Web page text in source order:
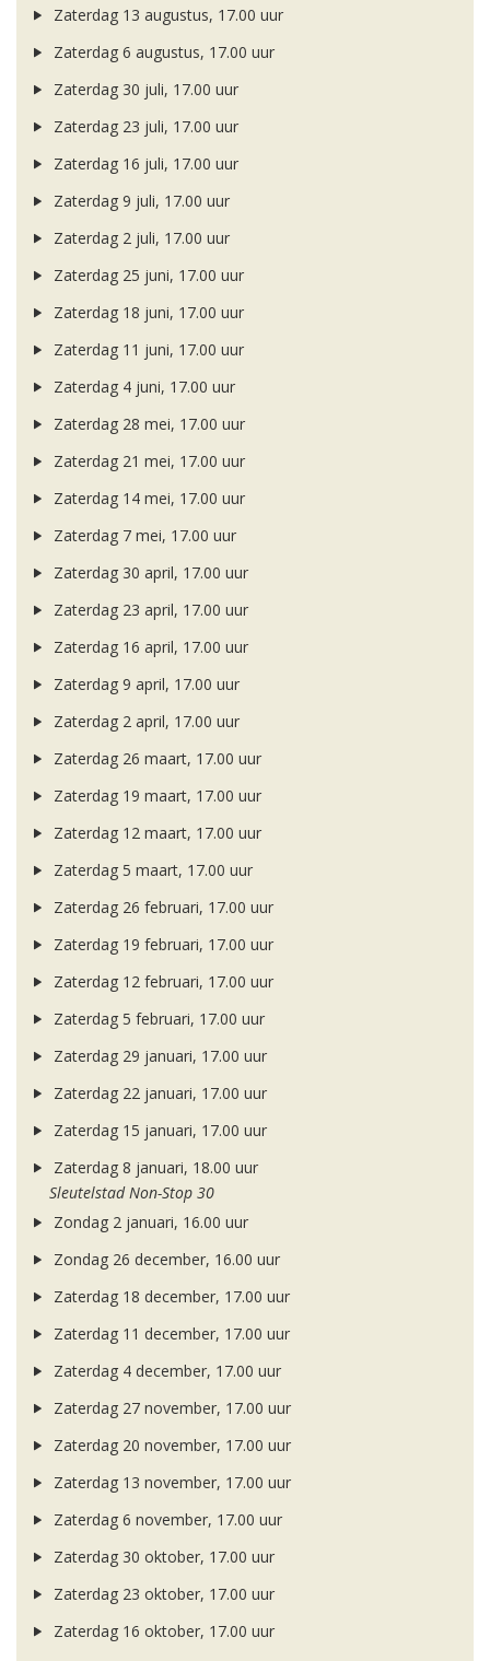
Zaterdag 13 augustus, 17.00 uur
Zaterdag 6 augustus, 17.00 uur
Zaterdag 30 juli, 17.00 uur
Zaterdag 23 juli, 17.00 uur
Zaterdag 16 juli, 17.00 uur
Zaterdag 9 juli, 17.00 uur
Zaterdag 2 juli, 17.00 uur
Zaterdag 25 juni, 17.00 uur
Zaterdag 18 juni, 17.00 uur
Zaterdag 11 juni, 17.00 uur
Zaterdag 4 juni, 17.00 uur
Zaterdag 28 mei, 17.00 uur
Zaterdag 21 mei, 17.00 uur
Zaterdag 14 mei, 17.00 uur
Zaterdag 7 mei, 17.00 uur
Zaterdag 30 april, 17.00 uur
Zaterdag 23 april, 17.00 uur
Zaterdag 16 april, 17.00 uur
Zaterdag 9 april, 17.00 uur
Zaterdag 2 april, 17.00 uur
Zaterdag 26 maart, 17.00 uur
Zaterdag 19 maart, 17.00 uur
Zaterdag 12 maart, 17.00 uur
Zaterdag 5 maart, 17.00 uur
Zaterdag 26 februari, 17.00 uur
Zaterdag 19 februari, 17.00 uur
Zaterdag 12 februari, 17.00 uur
Zaterdag 5 februari, 17.00 uur
Zaterdag 29 januari, 17.00 uur
Zaterdag 22 januari, 17.00 uur
Zaterdag 15 januari, 17.00 uur
Zaterdag 8 januari, 18.00 uur
Sleutelstad Non-Stop 30
Zondag 2 januari, 16.00 uur
Zondag 26 december, 16.00 uur
Zaterdag 18 december, 17.00 uur
Zaterdag 11 december, 17.00 uur
Zaterdag 4 december, 17.00 uur
Zaterdag 27 november, 17.00 uur
Zaterdag 20 november, 17.00 uur
Zaterdag 13 november, 17.00 uur
Zaterdag 6 november, 17.00 uur
Zaterdag 30 oktober, 17.00 uur
Zaterdag 23 oktober, 17.00 uur
Zaterdag 16 oktober, 17.00 uur